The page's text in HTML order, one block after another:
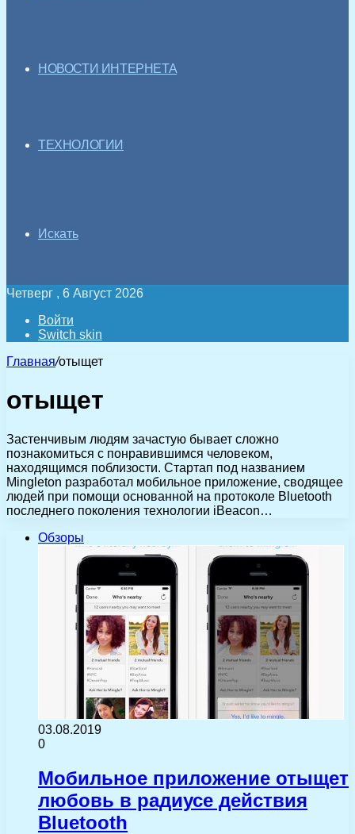
НОВОСТИ ИНТЕРНЕТА
ТЕХНОЛОГИИ
Искать
Четверг , 6 Август 2026
Войти
Switch skin
Главная/отыщет
отыщет
Застенчивым людям зачастую бывает сложно
познакомиться с понравившимся человеком,
находящимся поблизости. Стартап под названием
Mingleton разработал мобильное приложение, сводящее
людей при помощи основанной на протоколе Bluetooth
последнего поколения технологии iBeacon…
Обзоры
03.08.2019
0
Мобильное приложение отыщет
любовь в радиусе действия
Bluetooth